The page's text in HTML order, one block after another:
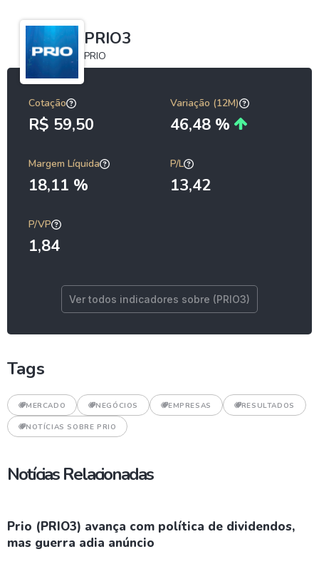
PRIO3
PRIO
Cotação
R$ 59,50
Variação (12M)
46,48 %
Margem Líquida
18,11 %
P/L
13,42
P/VP
1,84
Ver todos indicadores sobre (PRIO3)
Tags
MERCADO NEGÓCIOS EMPRESAS RESULTADOS
NOTÍCIAS SOBRE PRIO
Notícias Relacionadas
Prio (PRIO3) avança com política de dividendos,
mas guerra adia anúncio